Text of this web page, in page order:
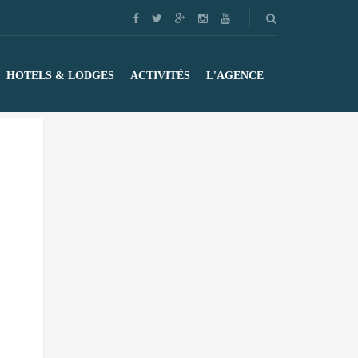
HOTELS & LODGES ACTIVITÉS L'AGENCE